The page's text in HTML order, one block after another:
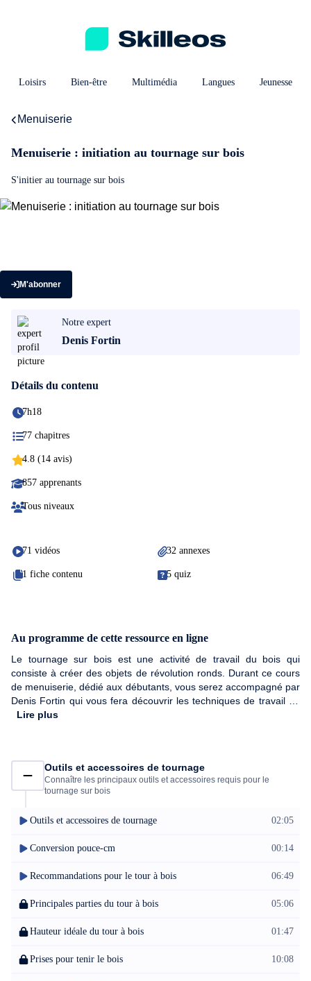
Loisirs Bien-être Multimédia Langues Jeunesse
Menuiserie
Menuiserie : initiation au tournage sur bois
S'initier au tournage sur bois
M'abonner
Notre expert
Denis Fortin
Détails du contenu
7h18
77 chapitres
4.8 (14 avis)
857 apprenants
Tous niveaux
71 vidéos 32 annexes
1 fiche contenu 5 quiz
Au programme de cette ressource en ligne
Le tournage sur bois est une activité de travail du bois qui
consiste à créer des objets de révolution ronds. Durant ce cours
de menuiserie, dédié aux débutants, vous serez accompagné par
Denis Fortin qui vous fera découvrir les techniques de travail du
bois permettant de faire de la sculpture sur bois à partir de
carrelets et quelques techniques simples de ponçage et de
finition des pièces. Par la suite, vous verrez comment procéder à
l’affutage de la gouge et apprendre deux grandes techniques de
volée. Alors n'attendez plus, prenez-vous outils et lancez-vous !
Lire plus
Outils et accessoires de tournage
Connaître les principaux outils et accessoires requis pour le
tournage sur bois
Outils et accessoires de tournage 02:05
Conversion pouce-cm 00:14
Recommandations pour le tour à bois 06:49
Principales parties du tour à bois 05:06
Hauteur idéale du tour à bois 01:47
Prises pour tenir le bois 10:08